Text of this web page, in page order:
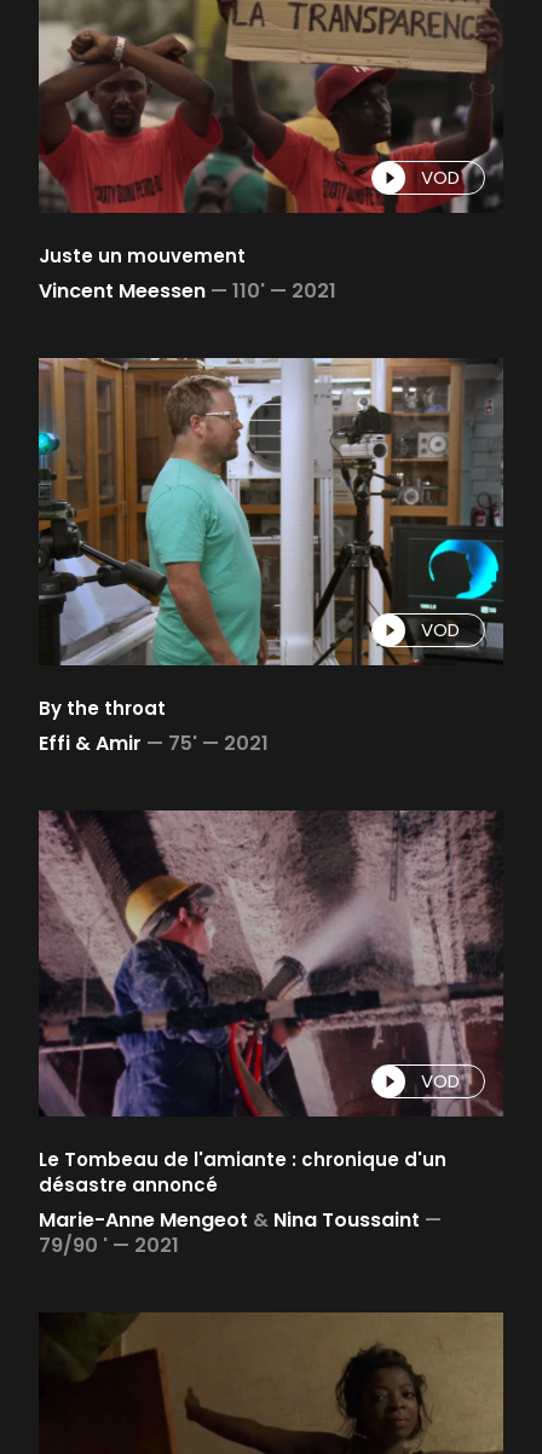
VOD
Juste un mouvement
Vincent Meessen — 110' — 2021
VOD
By the throat
Effi & Amir — 75' — 2021
VOD
Le Tombeau de l'amiante : chronique d'un
désastre annoncé
Marie-Anne Mengeot & Nina Toussaint —
79/90 ' — 2021